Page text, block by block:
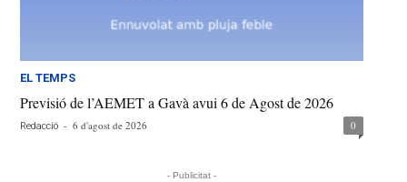
EL TEMPS
Previsió de l’AEMET a Gavà avui 6 de Agost de 2026
Redacció - 6 d'agost de 2026 0
- Publicitat -